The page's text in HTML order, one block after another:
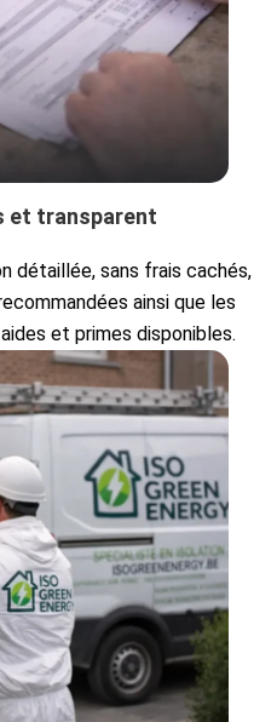
et transparent
détaillée, sans frais cachés,
ainsi que les
et primes disponibles.